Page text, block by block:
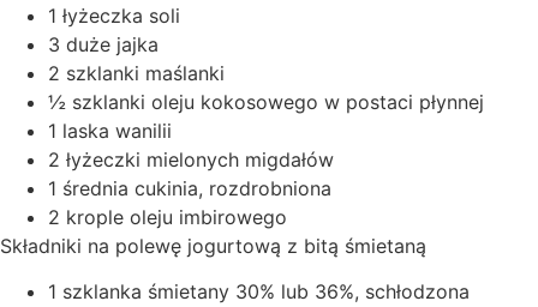
1 łyżeczka soli
3 duże jajka
2 szklanki maślanki
½ szklanki oleju kokosowego w postaci płynnej
1 laska wanilii
2 łyżeczki mielonych migdałów
1 średnia cukinia, rozdrobniona
2 krople oleju imbirowego
Składniki na polewę jogurtową z bitą śmietaną
1 szklanka śmietany 30% lub 36%, schłodzona